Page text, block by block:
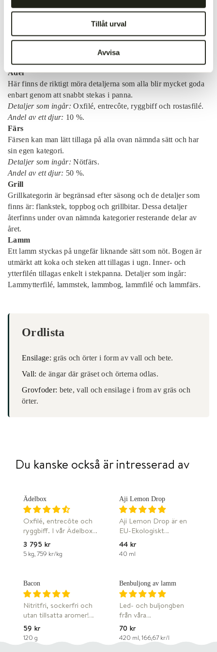
Tillåt urval
Avvisa
Andel av ett djur:
Samtliga av dessa detaljer passar bra som stekar i ugnen.
Detaljer som ingår:Fransyska, innanlår, rostbiff, och
Andel av ett djur:
Ädel
Här finns de riktigt möra detaljerna som alla blir mycket goda
enbart genom att snabbt stekas i panna.
Detaljer som ingår: Oxfilé, entrecôte, ryggbiff och rostasfilé.
Andel av ett djur: 10 %.
Färs
Färsen kan man lätt tillaga på alla ovan nämnda sätt och har
sin egen kategori.
Detaljer som ingår: Nötfärs.
Andel av ett djur: 50 %.
Grill
Grillkategorin är begränsad efter säsong och de detaljer som
finns är: flankstek, toppbog och grillbitar. Dessa detaljer
återfinns under ovan nämnda kategorier resterande delar av
året.
Lamm
Ett lamm styckas på ungefär liknande sätt som nöt. Bogen är
utmärkt att koka och steken att tillagas i ugn. Inner- och
ytterfilén tillagas enkelt i stekpanna. Detaljer som ingår:
Lammytterfilé, lammstek, lammbog, lammfilé och lammfärs.
Ordlista
Ensilage: gräs och örter i form av vall och bete.
Vall: de ängar där gräset och örterna odlas.
Grovfoder: bete, vall och ensilage i from av gräs och
örter.
Du kanske också är intresserad av
FRI FRAKT
W
Ädelbox
Oxfilé, entrecôte och
ryggbiff. I vår Ädelbox
har vi lagt de möraste
detaljerna av vårt
gräsuppfödda nötkött.
för dig som gillar att
avnjuta en grillad
entrecôte, en blodig
ryggbiff eller en bit
oxfilé stekt till
perfektion.
Gräsuppfödningen
tycker vi ger en
3 795 kr
5 kg, 759 kr/kg
W
Aji Lemon Drop
Aji Lemon Drop är en
EU-Ekologiskt
certifierad chilisås som
innehåller 2 sorters
Lemon drop.
Chilifrukternas
sötsyrliga fruktiga
citrussmak framträder
tydligt i såsen. Med sin
friska rena smak passar
den mycket bra till fisk
eller kyckling. Blir också
44 kr
40 ml
DJUPFRYST
W
Bacon
Nitritfri, sockerfri och
utan tillsatta aromer!
Tillsammans med
KustCharken har vi
tagit fram något som i
59 kr
120 g
Benbuljong av lamm
Led- och buljongben
från våra
gräsbeteslamm,
varsamt kokade i 15
timmar tillsammans
70 kr
420 ml, 166,67 kr/l